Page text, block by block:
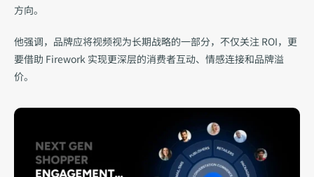
方向。
他强调，品牌应将视频视为长期战略的一部分，不仅关注 ROI，更
要借助 Firework 实现更深层的消费者互动、情感连接和品牌溢
价。